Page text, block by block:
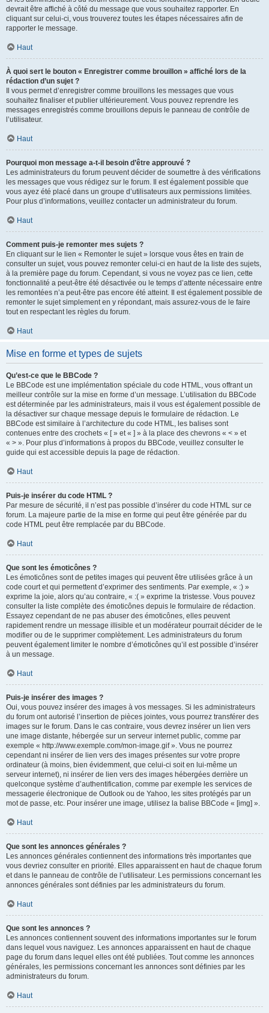
devrait être affiché à côté du message que vous souhaitez rapporter. En
cliquant sur celui-ci, vous trouverez toutes les étapes nécessaires afin de
rapporter le message.
Haut
À quoi sert le bouton « Enregistrer comme brouillon » affiché lors de la
rédaction d’un sujet ?
Il vous permet d’enregistrer comme brouillons les messages que vous
souhaitez finaliser et publier ultérieurement. Vous pouvez reprendre les
messages enregistrés comme brouillons depuis le panneau de contrôle de
l’utilisateur.
Haut
Pourquoi mon message a-t-il besoin d’être approuvé ?
Les administrateurs du forum peuvent décider de soumettre à des vérifications
les messages que vous rédigez sur le forum. Il est également possible que
vous ayez été placé dans un groupe d’utilisateurs aux permissions limitées.
Pour plus d’informations, veuillez contacter un administrateur du forum.
Haut
Comment puis-je remonter mes sujets ?
En cliquant sur le lien « Remonter le sujet » lorsque vous êtes en train de
consulter un sujet, vous pouvez remonter celui-ci en haut de la liste des sujets,
à la première page du forum. Cependant, si vous ne voyez pas ce lien, cette
fonctionnalité a peut-être été désactivée ou le temps d’attente nécessaire entre
les remontées n’a peut-être pas encore été atteint. Il est également possible de
remonter le sujet simplement en y répondant, mais assurez-vous de le faire
tout en respectant les règles du forum.
Haut
Mise en forme et types de sujets
Qu’est-ce que le BBCode ?
Le BBCode est une implémentation spéciale du code HTML, vous offrant un
meilleur contrôle sur la mise en forme d’un message. L’utilisation du BBCode
est déterminée par les administrateurs, mais il vous est également possible de
la désactiver sur chaque message depuis le formulaire de rédaction. Le
BBCode est similaire à l’architecture du code HTML, les balises sont
contenues entre des crochets « [ » et « ] » à la place des chevrons « < » et
« > ». Pour plus d’informations à propos du BBCode, veuillez consulter le
guide qui est accessible depuis la page de rédaction.
Haut
Puis-je insérer du code HTML ?
Par mesure de sécurité, il n’est pas possible d’insérer du code HTML sur ce
forum. La majeure partie de la mise en forme qui peut être générée par du
code HTML peut être remplacée par du BBCode.
Haut
Que sont les émoticônes ?
Les émoticônes sont de petites images qui peuvent être utilisées grâce à un
code court et qui permettent d’exprimer des sentiments. Par exemple, « :) »
exprime la joie, alors qu’au contraire, « :( » exprime la tristesse. Vous pouvez
consulter la liste complète des émoticônes depuis le formulaire de rédaction.
Essayez cependant de ne pas abuser des émoticônes, elles peuvent
rapidement rendre un message illisible et un modérateur pourrait décider de le
modifier ou de le supprimer complètement. Les administrateurs du forum
peuvent également limiter le nombre d’émoticônes qu’il est possible d’insérer
à un message.
Haut
Puis-je insérer des images ?
Oui, vous pouvez insérer des images à vos messages. Si les administrateurs
du forum ont autorisé l’insertion de pièces jointes, vous pourrez transférer des
images sur le forum. Dans le cas contraire, vous devrez insérer un lien vers
une image distante, hébergée sur un serveur internet public, comme par
exemple « http://www.exemple.com/mon-image.gif ». Vous ne pourrez
cependant ni insérer de lien vers des images présentes sur votre propre
ordinateur (à moins, bien évidemment, que celui-ci soit en lui-même un
serveur internet), ni insérer de lien vers des images hébergées derrière un
quelconque système d’authentification, comme par exemple les services de
messagerie électronique de Outlook ou de Yahoo, les sites protégés par un
mot de passe, etc. Pour insérer une image, utilisez la balise BBCode « [img] ».
Haut
Que sont les annonces générales ?
Les annonces générales contiennent des informations très importantes que
vous devriez consulter en priorité. Elles apparaissent en haut de chaque forum
et dans le panneau de contrôle de l’utilisateur. Les permissions concernant les
annonces générales sont définies par les administrateurs du forum.
Haut
Que sont les annonces ?
Les annonces contiennent souvent des informations importantes sur le forum
dans lequel vous naviguez. Les annonces apparaissent en haut de chaque
page du forum dans lequel elles ont été publiées. Tout comme les annonces
générales, les permissions concernant les annonces sont définies par les
administrateurs du forum.
Haut